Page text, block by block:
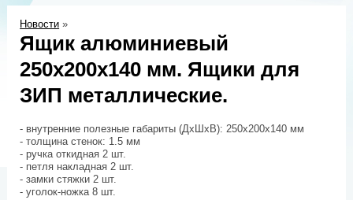
Новости »
Ящик алюминиевый
250х200х140 мм. Ящики для
ЗИП металлические.
- внутренние полезные габариты (ДхШхВ): 250х200х140 мм
- толщина стенок: 1.5 мм
- ручка откидная 2 шт.
- петля накладная 2 шт.
- замки стяжки 2 шт.
- уголок-ножка 8 шт.